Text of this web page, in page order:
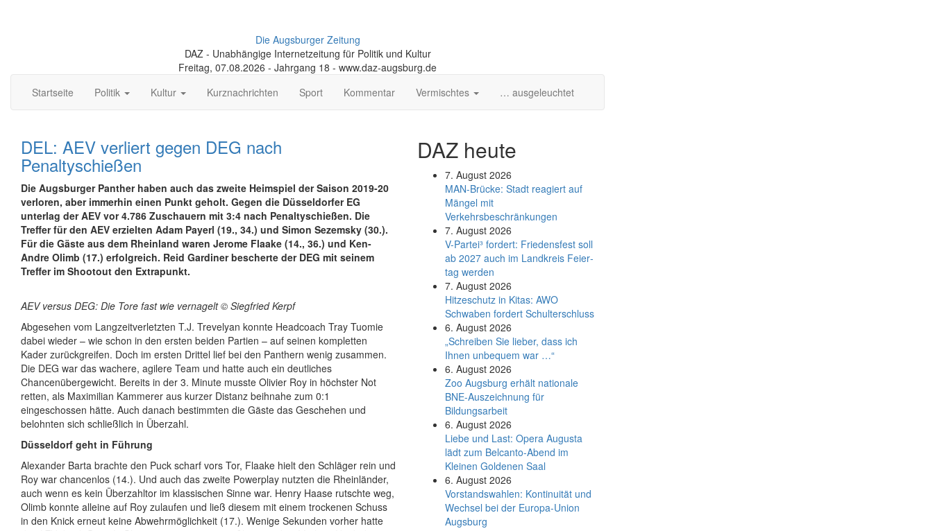
Die Augsburger Zeitung
DAZ - Unabhängige Internetzeitung für Politik und Kultur
Freitag, 07.08.2026 - Jahrgang 18 - www.daz-augsburg.de
Startseite
Politik Kultur Kurznachrichten Sport Kommentar Vermischtes … ausgeleuchtet
DEL: AEV verliert gegen DEG nach
Penaltyschießen
Die Augsburger Panther haben auch das zweite Heimspiel der Saison 2019-20
verloren, aber immerhin einen Punkt geholt. Gegen die Düsseldorfer EG
unterlag der AEV vor 4.786 Zuschauern mit 3:4 nach Penaltyschießen. Die
Treffer für den AEV erzielten Adam Payerl (19., 34.) und Simon Sezemsky (30.).
Für die Gäste aus dem Rheinland waren Jerome Flaake (14., 36.) und Ken-
Andre Olimb (17.) erfolgreich. Reid Gardiner bescherte der DEG mit seinem
Treffer im Shootout den Extrapunkt.
AEV versus DEG: Die Tore fast wie vernagelt © Siegfried Kerpf
Abgesehen vom Langzeitverletzten T.J. Trevelyan konnte Headcoach Tray Tuomie
dabei wieder – wie schon in den ersten beiden Partien – auf seinen kompletten
Kader zurückgreifen. Doch im ersten Drittel lief bei den Panthern wenig zusammen.
Die DEG war das wachere, agilere Team und hatte auch ein deutliches
Chancenübergewicht. Bereits in der 3. Minute musste Olivier Roy in höchster Not
retten, als Maximilian Kammerer aus kurzer Distanz beihnahe zum 0:1
eingeschossen hätte. Auch danach bestimmten die Gäste das Geschehen und
belohnten sich schließlich in Überzahl.
Düsseldorf geht in Führung
Alexander Barta brachte den Puck scharf vors Tor, Flaake hielt den Schläger rein und
Roy war chancenlos (14.). Und auch das zweite Powerplay nutzten die Rheinländer,
auch wenn es kein Überzahltor im klassischen Sinne war. Henry Haase rutschte weg,
Olimb konnte alleine auf Roy zulaufen und ließ diesem mit einem trockenen Schuss
in den Knick erneut keine Abwehrmöglichkeit (17.). Wenige Sekunden vorher hatte
DAZ heute
7. August 2026
MAN-Brücke: Stadt reagiert auf
Mängel mit
Verkehrsbeschränkungen
7. August 2026
V-Partei­³ fordert: Friedens­fest soll
ab 2027 auch im Land­kreis Feier­
tag werden
7. August 2026
Hitzeschutz in Kitas: AWO
Schwaben fordert Schulterschluss
6. August 2026
„Schreiben Sie lieber, dass ich
Ihnen unbequem war …“
6. August 2026
Zoo Augsburg erhält nationale
BNE-Auszeichnung für
Bildungsarbeit
6. August 2026
Liebe und Last: Opera Augusta
lädt zum Belcanto-Abend im
Kleinen Goldenen Saal
6. August 2026
Vorstandswahlen: Kontinuität und
Wechsel bei der Europa-Union
Augsburg